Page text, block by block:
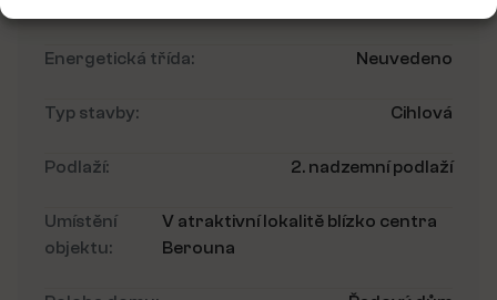
Energetická třída: Neuvedeno
Typ stavby: Cihlová
Podlaží: 2. nadzemní podlaží
Umístění
objektu:
V atraktivní lokalitě blízko centra
Berouna